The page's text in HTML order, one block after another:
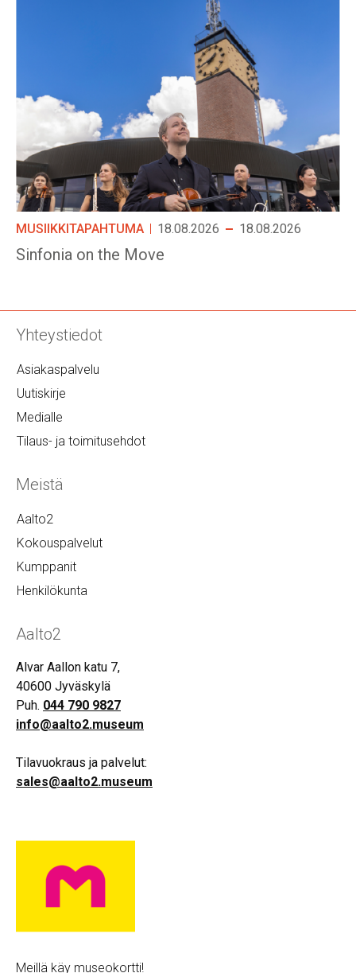
MUSIIKKITAPAHTUMA 18.08.2026 18.08.2026
Sinfonia on the Move
Yhteystiedot
Asiakaspalvelu
Uutiskirje
Medialle
Tilaus- ja toimitusehdot
Meistä
Aalto2
Kokouspalvelut
Kumppanit
Henkilökunta
Aalto2
Alvar Aallon katu 7,
40600 Jyväskylä
Puh. 044 790 9827
info@aalto2.museum
Tilavuokraus ja palvelut:
sales@aalto2.museum
Meillä käy museokortti!